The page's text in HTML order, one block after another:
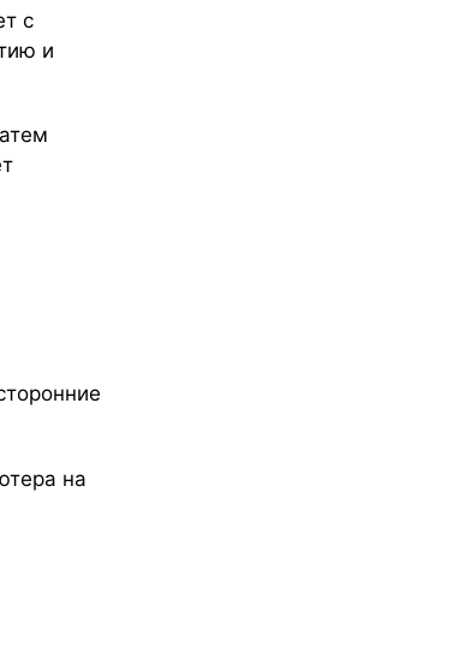
с
и
на